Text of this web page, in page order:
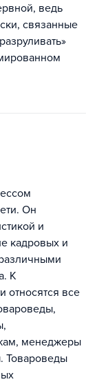
ведь
связанные
Он
и
кадровых и
К
относятся все
менеджеры
Товароведы